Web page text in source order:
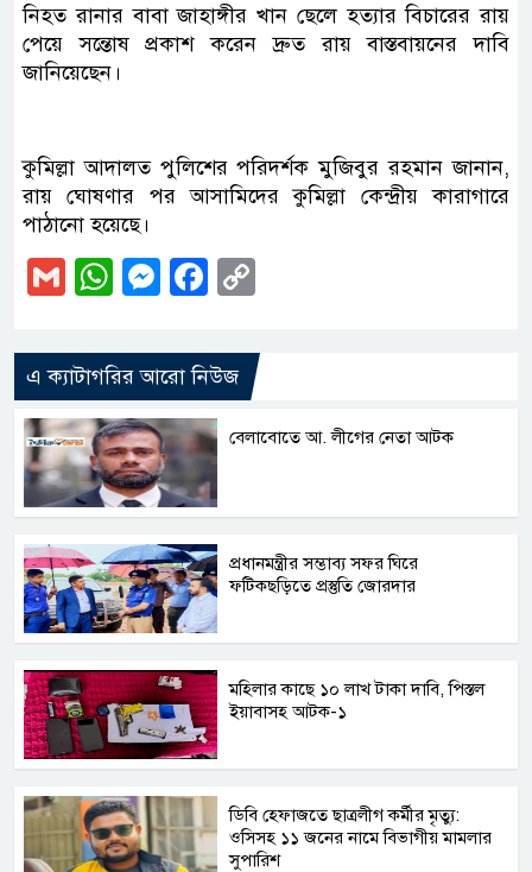
নিহত রানার বাবা জাহাঙ্গীর খান ছেলে হত্যার বিচারের রায়
পেয়ে সন্তোষ প্রকাশ করেন দ্রুত রায় বাস্তবায়নের দাবি
জানিয়েছেন।
কুমিল্লা আদালত পুলিশের পরিদর্শক মুজিবুর রহমান জানান,
রায় ঘোষণার পর আসামিদের কুমিল্লা কেন্দ্রীয় কারাগারে
পাঠানো হয়েছে।
GmailWhatsApp
Messenger
Facebook
এ ক্যাটাগরির আরো নিউজ
বেলাবোতে আ. লীগের নেতা আটক
প্রধানমন্ত্রীর সম্ভাব্য সফর ঘিরে
ফটিকছড়িতে প্রস্তুতি জোরদার
মহিলার কাছে ১০ লাখ টাকা দাবি, পিস্তল
ইয়াবাসহ আটক-১
ডিবি হেফাজতে ছাত্রলীগ কর্মীর মৃত্যু:
ওসিসহ ১১ জনের নামে বিভাগীয় মামলার
সুপারিশ